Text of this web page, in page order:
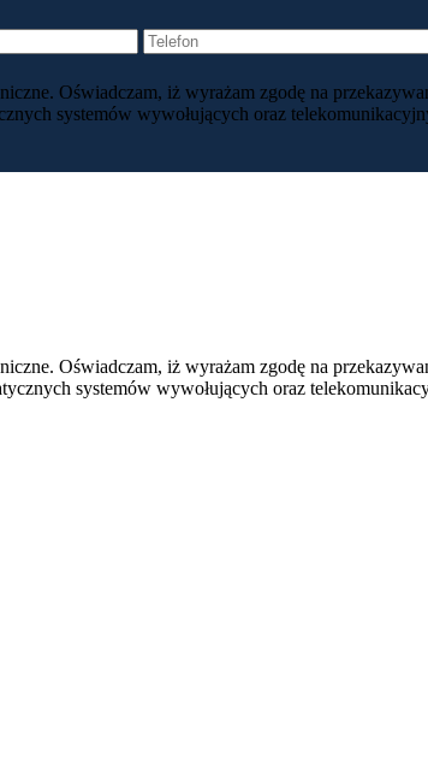
Oświadczam, iż wyrażam zgodę na
systemów wywołujących oraz
Oświadczam, iż wyrażam zgodę na
systemów wywołujących oraz